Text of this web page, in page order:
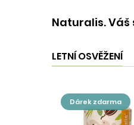
Naturalis.
LETNÍ OSVĚŽENÍ
dárek zdarma